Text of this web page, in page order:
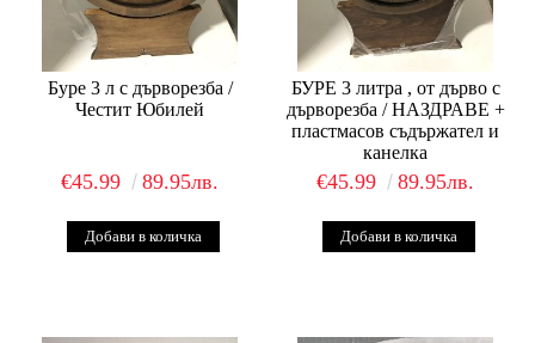
Буре 3 л с дърворезба /
Честит Юбилей
€45.99 89.95лв.
БУРЕ 3 литра , от дърво с
дърворезба / НАЗДРАВЕ +
пластмасов съдържател и
канелка
€45.99 89.95лв.